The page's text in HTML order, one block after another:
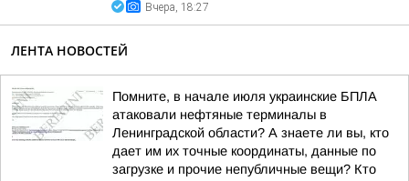
Вчера, 18:27
ЛЕНТА НОВОСТЕЙ
Помните, в начале июля украинские БПЛА
атаковали нефтяные терминалы в
Ленинградской области? А знаете ли вы, кто
дает им их точные координаты, данные по
загрузке и прочие непубличные вещи? Кто